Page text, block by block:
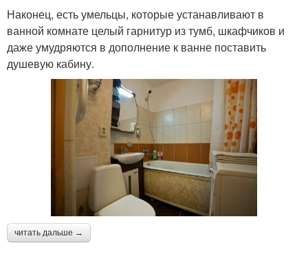
Наконец, есть умельцы, которые устанавливают в
ванной комнате целый гарнитур из тумб, шкафчиков и
даже умудряются в дополнение к ванне поставить
душевую кабину.
читать дальше →